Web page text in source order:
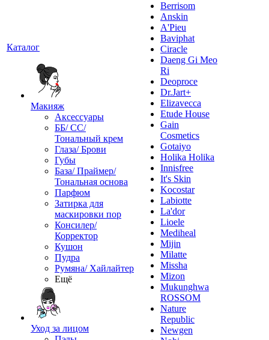
Каталог
Макияж
Аксессуары
ББ/ СС/
Тональный крем
Глаза/ Брови
Губы
База/ Праймер/
Тональная основа
Парфюм
Затирка для
маскировки пор
Консилер/
Корректор
Кушон
Пудра
Румяна/ Хайлайтер
Ещё
Уход за лицом
Berrisom
Anskin
A'Pieu
Baviphat
Ciracle
Daeng Gi Meo
Ri
Deoproce
Dr.Jart+
Elizavecca
Etude House
Gain
Cosmetics
Gotaiyo
Holika Holika
Innisfree
It's Skin
Kocostar
Labiotte
La'dor
Lioele
Mediheal
Mijin
Milatte
Missha
Mizon
Mukunghwa
ROSSOM
Nature
Republic
Newgen